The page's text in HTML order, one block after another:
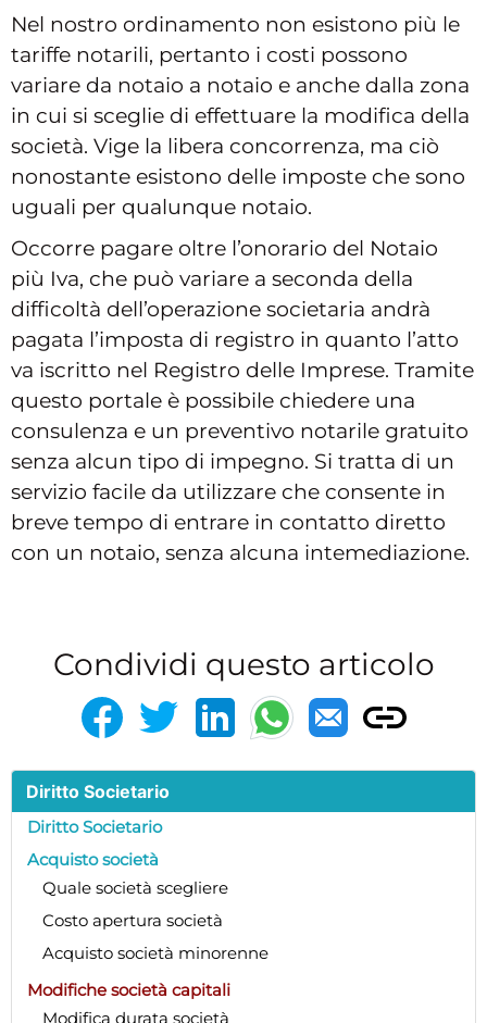
Nel nostro ordinamento non esistono più le
tariffe notarili, pertanto i costi possono
variare da notaio a notaio e anche dalla zona
in cui si sceglie di effettuare la modifica della
società. Vige la libera concorrenza, ma ciò
nonostante esistono delle imposte che sono
uguali per qualunque notaio.
Occorre pagare oltre l’onorario del Notaio
più Iva, che può variare a seconda della
difficoltà dell’operazione societaria andrà
pagata l’imposta di registro in quanto l’atto
va iscritto nel Registro delle Imprese. Tramite
questo portale è possibile chiedere una
consulenza e un preventivo notarile gratuito
senza alcun tipo di impegno. Si tratta di un
servizio facile da utilizzare che consente in
breve tempo di entrare in contatto diretto
con un notaio, senza alcuna intemediazione.
Condividi questo articolo
Diritto Societario
Diritto Societario
Acquisto società
Quale società scegliere
Costo apertura società
Acquisto società minorenne
Modifiche società capitali
Modifica durata società